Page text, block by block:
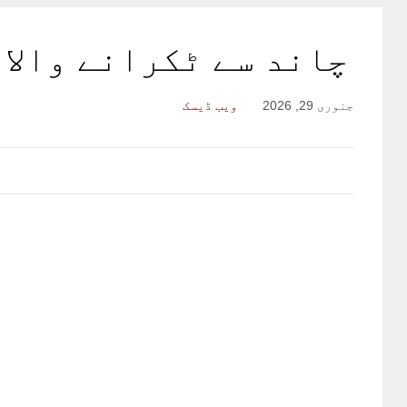
چاند سے ٹکرانے
جنوری 29, 2026 ویب ڈیسک